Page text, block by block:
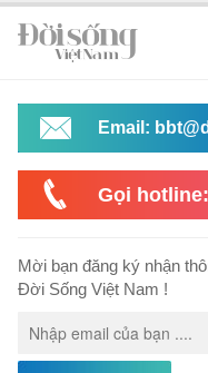
Email:
Gọi
Mời bạn đăng ký nhận
Đời Sống Việt Nam !